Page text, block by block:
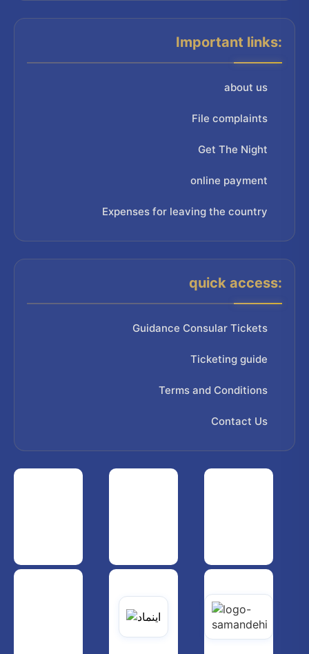
Important links:
about us
File complaints
Get The Night
online payment
Expenses for leaving the country
quick access:
Guidance Consular Tickets
Ticketing guide
Terms and Conditions
Contact Us